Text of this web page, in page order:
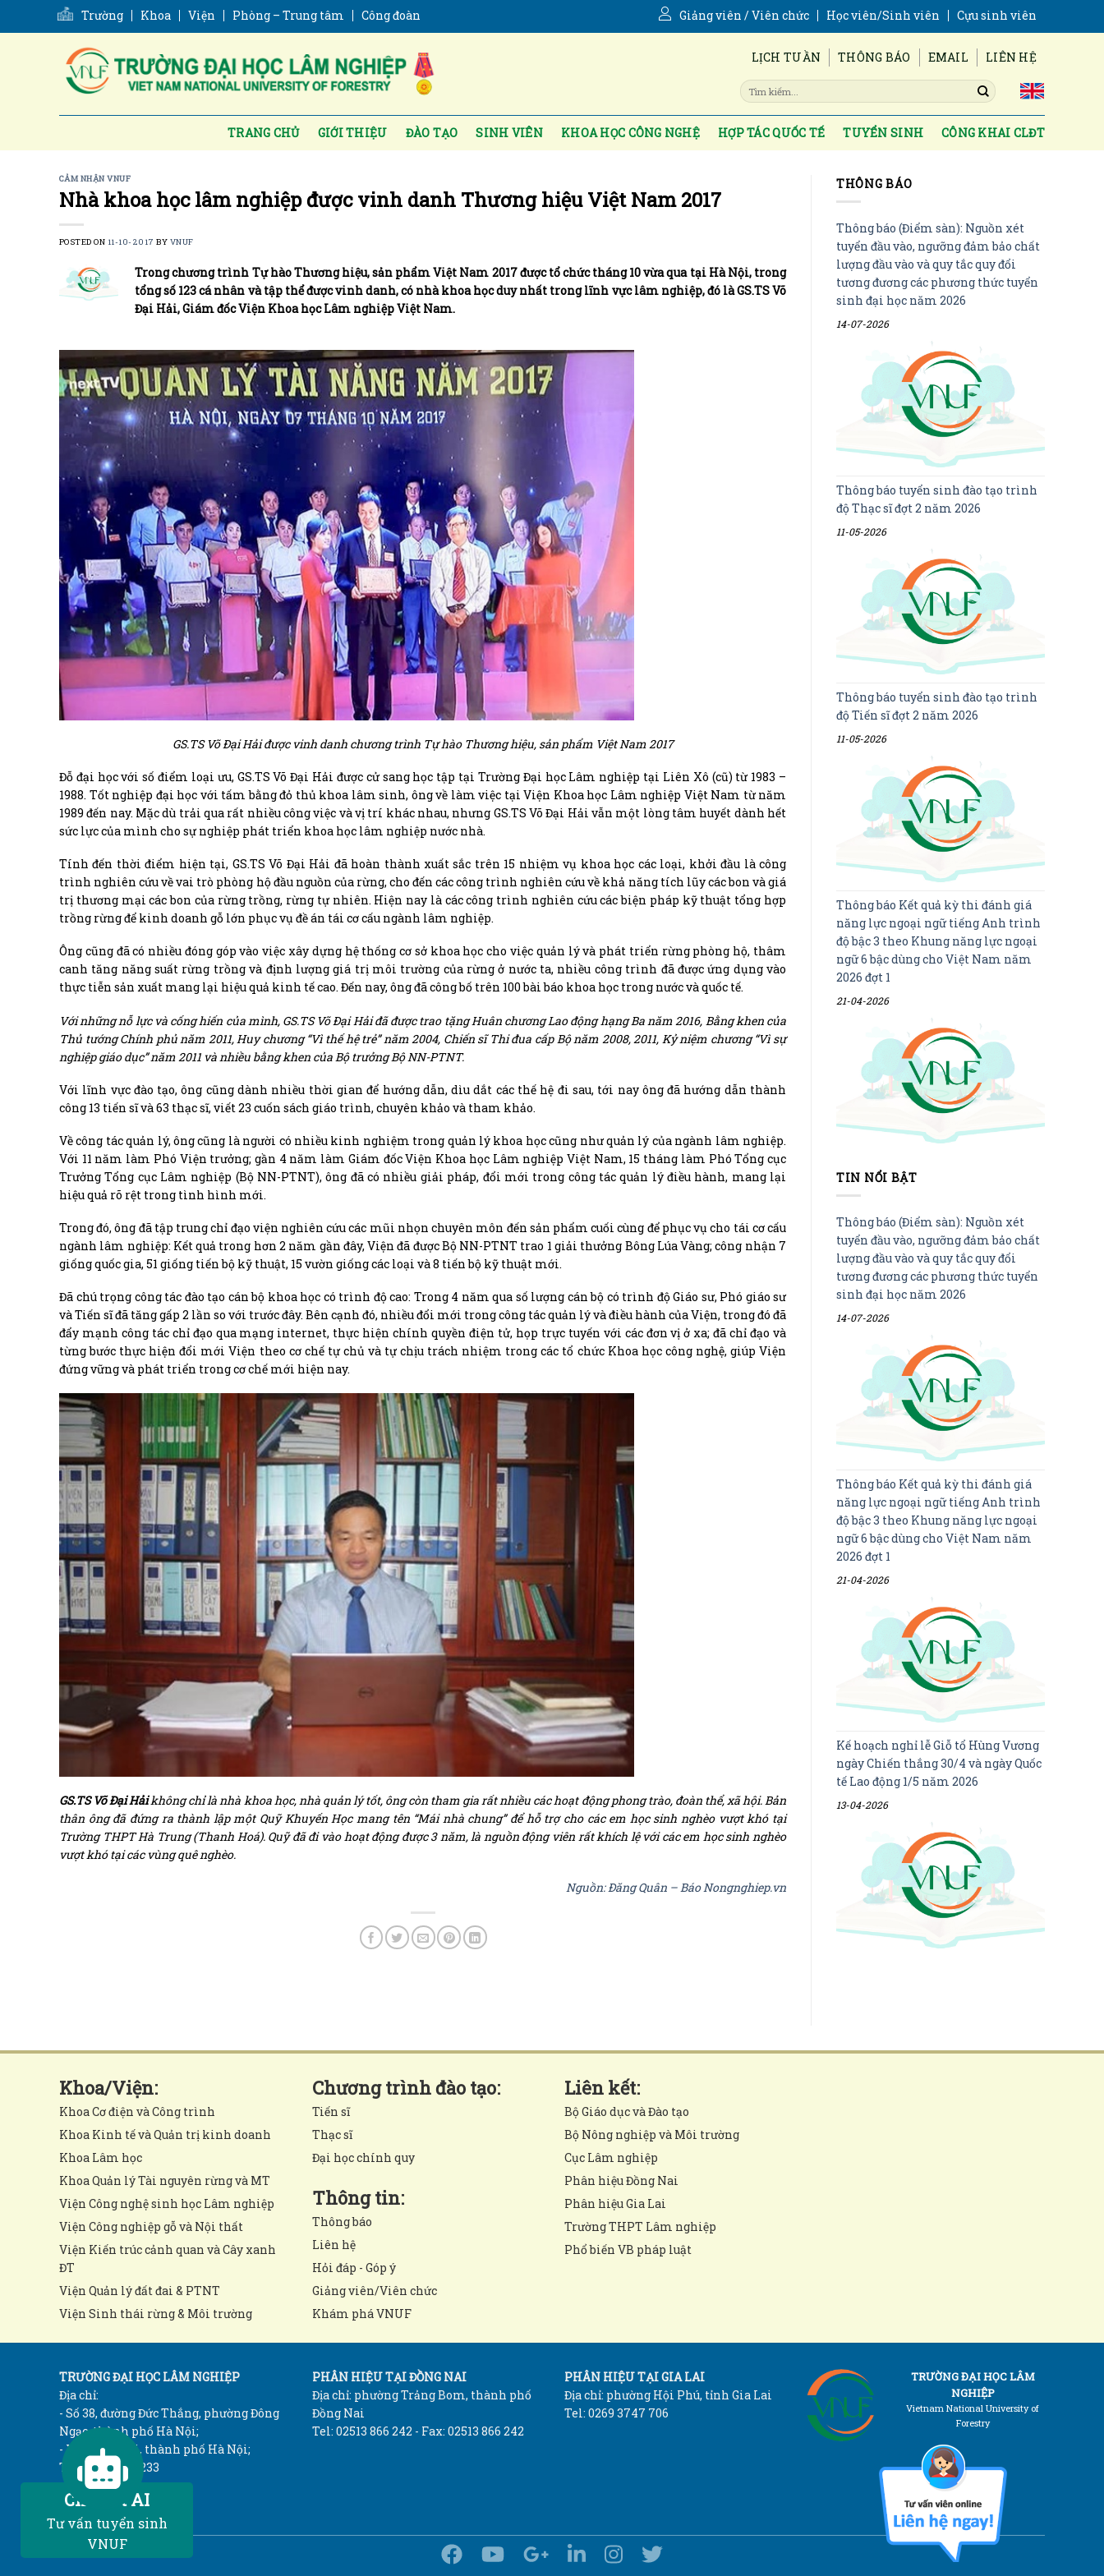
Trường Khoa Viện Phòng – Trung tâm Công đoàn Giảng viên / Viên chức Học viên/Sinh viên Cựu sinh viên
LỊCH TUẦN THÔNG BÁO EMAIL LIÊN HỆ
TRANG CHỦ GIỚI THIỆU ĐÀO TẠO SINH VIÊN KHOA HỌC CÔNG NGHỆ HỢP TÁC QUỐC TẾ TUYỂN SINH CÔNG KHAI CLĐT
CẢM NHẬN VNUF
Nhà khoa học lâm nghiệp được vinh danh Thương hiệu Việt Nam 2017
POSTED ON 11-10-2017 BY VNUF
Trong chương trình Tự hào Thương hiệu, sản phẩm Việt Nam 2017 được tổ chức tháng 10 vừa qua tại Hà Nội, trong
tổng số 123 cá nhân và tập thể được vinh danh, có nhà khoa học duy nhất trong lĩnh vực lâm nghiệp, đó là GS.TS Võ
Đại Hải, Giám đốc Viện Khoa học Lâm nghiệp Việt Nam.
GS.TS Võ Đại Hải được vinh danh chương trình Tự hào Thương hiệu, sản phẩm Việt Nam 2017
Đỗ đại học với số điểm loại ưu, GS.TS Võ Đại Hải được cử sang học tập tại Trường Đại học Lâm nghiệp tại Liên Xô (cũ) từ 1983 –
1988. Tốt nghiệp đại học với tấm bằng đỏ thủ khoa lâm sinh, ông về làm việc tại Viện Khoa học Lâm nghiệp Việt Nam từ năm
1989 đến nay. Mặc dù trải qua rất nhiều công việc và vị trí khác nhau, nhưng GS.TS Võ Đại Hải vẫn một lòng tâm huyết dành hết
sức lực của mình cho sự nghiệp phát triển khoa học lâm nghiệp nước nhà.
Tính đến thời điểm hiện tại, GS.TS Võ Đại Hải đã hoàn thành xuất sắc trên 15 nhiệm vụ khoa học các loại, khởi đầu là công
trình nghiên cứu về vai trò phòng hộ đầu nguồn của rừng, cho đến các công trình nghiên cứu về khả năng tích lũy các bon và giá
trị thương mại các bon của rừng trồng, rừng tự nhiên. Hiện nay là các công trình nghiên cứu các biện pháp kỹ thuật tổng hợp
trồng rừng để kinh doanh gỗ lớn phục vụ đề án tái cơ cấu ngành lâm nghiệp.
Ông cũng đã có nhiều đóng góp vào việc xây dựng hệ thống cơ sở khoa học cho việc quản lý và phát triển rừng phòng hộ, thâm
canh tăng năng suất rừng trồng và định lượng giá trị môi trường của rừng ở nước ta, nhiều công trình đã được ứng dụng vào
thực tiễn sản xuất mang lại hiệu quả kinh tế cao. Đến nay, ông đã công bố trên 100 bài báo khoa học trong nước và quốc tế.
Với những nỗ lực và cống hiến của mình, GS.TS Võ Đại Hải đã được trao tặng Huân chương Lao động hạng Ba năm 2016, Bằng khen của
Thủ tướng Chính phủ năm 2011, Huy chương “Vì thế hệ trẻ” năm 2004, Chiến sĩ Thi đua cấp Bộ năm 2008, 2011, Kỷ niệm chương “Vì sự
nghiệp giáo dục” năm 2011 và nhiều bằng khen của Bộ trưởng Bộ NN-PTNT.
Với lĩnh vực đào tạo, ông cũng dành nhiều thời gian để hướng dẫn, dìu dắt các thế hệ đi sau, tới nay ông đã hướng dẫn thành
công 13 tiến sĩ và 63 thạc sĩ, viết 23 cuốn sách giáo trình, chuyên khảo và tham khảo.
Về công tác quản lý, ông cũng là người có nhiều kinh nghiệm trong quản lý khoa học cũng như quản lý của ngành lâm nghiệp.
Với 11 năm làm Phó Viện trưởng; gần 4 năm làm Giám đốc Viện Khoa học Lâm nghiệp Việt Nam, 15 tháng làm Phó Tổng cục
Trưởng Tổng cục Lâm nghiệp (Bộ NN-PTNT), ông đã có nhiều giải pháp, đổi mới trong công tác quản lý điều hành, mang lại
hiệu quả rõ rệt trong tình hình mới.
Trong đó, ông đã tập trung chỉ đạo viện nghiên cứu các mũi nhọn chuyên môn đến sản phẩm cuối cùng để phục vụ cho tái cơ cấu
ngành lâm nghiệp: Kết quả trong hơn 2 năm gần đây, Viện đã được Bộ NN-PTNT trao 1 giải thưởng Bông Lúa Vàng; công nhận 7
giống quốc gia, 51 giống tiến bộ kỹ thuật, 15 vườn giống các loại và 8 tiến bộ kỹ thuật mới.
Đã chú trọng công tác đào tạo cán bộ khoa học có trình độ cao: Trong 4 năm qua số lượng cán bộ có trình độ Giáo sư, Phó giáo sư
và Tiến sĩ đã tăng gấp 2 lần so với trước đây. Bên cạnh đó, nhiều đổi mới trong công tác quản lý và điều hành của Viện, trong đó đã
đẩy mạnh công tác chỉ đạo qua mạng internet, thực hiện chính quyền điện tử, họp trực tuyến với các đơn vị ở xa; đã chỉ đạo và
từng bước thực hiện đổi mới Viện theo cơ chế tự chủ và tự chịu trách nhiệm trong các tổ chức Khoa học công nghệ, giúp Viện
đứng vững và phát triển trong cơ chế mới hiện nay.
GS.TS Võ Đại Hảikhông chỉ là nhà khoa học, nhà quản lý tốt, ông còn tham gia rất nhiều các hoạt động phong trào, đoàn thể, xã hội. Bản
thân ông đã đứng ra thành lập một Quỹ Khuyến Học mang tên “Mái nhà chung” để hỗ trợ cho các em học sinh nghèo vượt khó tại
Trường THPT Hà Trung (Thanh Hoá). Quỹ đã đi vào hoạt động được 3 năm, là nguồn động viên rất khích lệ với các em học sinh nghèo
vượt khó tại các vùng quê nghèo.
Nguồn: Đăng Quân – Báo Nongnghiep.vn
THÔNG BÁO
Thông báo (Điểm sàn): Nguồn xét
tuyển đầu vào, ngưỡng đảm bảo chất
lượng đầu vào và quy tắc quy đổi
tương đương các phương thức tuyển
sinh đại học năm 2026
14-07-2026
Thông báo tuyển sinh đào tạo trình
độ Thạc sĩ đợt 2 năm 2026
11-05-2026
Thông báo tuyển sinh đào tạo trình
độ Tiến sĩ đợt 2 năm 2026
11-05-2026
Thông báo Kết quả kỳ thi đánh giá
năng lực ngoại ngữ tiếng Anh trình
độ bậc 3 theo Khung năng lực ngoại
ngữ 6 bậc dùng cho Việt Nam năm
2026 đợt 1
21-04-2026
TIN NỔI BẬT
Thông báo (Điểm sàn): Nguồn xét
tuyển đầu vào, ngưỡng đảm bảo chất
lượng đầu vào và quy tắc quy đổi
tương đương các phương thức tuyển
sinh đại học năm 2026
14-07-2026
Thông báo Kết quả kỳ thi đánh giá
năng lực ngoại ngữ tiếng Anh trình
độ bậc 3 theo Khung năng lực ngoại
ngữ 6 bậc dùng cho Việt Nam năm
2026 đợt 1
21-04-2026
Kế hoạch nghỉ lễ Giỗ tổ Hùng Vương
ngày Chiến thắng 30/4 và ngày Quốc
tế Lao động 1/5 năm 2026
13-04-2026
Khoa/Viện:
Khoa Cơ điện và Công trình
Khoa Kinh tế và Quản trị kinh doanh
Khoa Lâm học
Khoa Quản lý Tài nguyên rừng và MT
Viện Công nghệ sinh học Lâm nghiệp
Viện Công nghiệp gỗ và Nội thất
Viện Kiến trúc cảnh quan và Cây xanh
ĐT
Viện Quản lý đất đai & PTNT
Viện Sinh thái rừng & Môi trường
Chương trình đào tạo:
Tiến sĩ
Thạc sĩ
Đại học chính quy
Thông tin:
Thông báo
Liên hệ
Hỏi đáp - Góp ý
Giảng viên/Viên chức
Khám phá VNUF
Liên kết:
Bộ Giáo dục và Đào tạo
Bộ Nông nghiệp và Môi trường
Cục Lâm nghiệp
Phân hiệu Đồng Nai
Phân hiệu Gia Lai
Trường THPT Lâm nghiệp
Phổ biến VB pháp luật
TRƯỜNG ĐẠI HỌC LÂM NGHIỆP
Địa chỉ:
- Số 38, đường Đức Thắng, phường Đông
Ngạc, thành phố Hà Nội;
- Xã Xuân Mai, thành phố Hà Nội;
Tel: 024 33840233
PHÂN HIỆU TẠI ĐỒNG NAI
Địa chỉ: phường Trảng Bom, thành phố
Đồng Nai
Tel: 02513 866 242 - Fax: 02513 866 242
PHÂN HIỆU TẠI GIA LAI
Địa chỉ: phường Hội Phú, tỉnh Gia Lai
Tel: 0269 3747 706
TRƯỜNG ĐẠI HỌC LÂM
NGHIỆP
Vietnam National University of
Forestry
Chatbot AI
Tư vấn tuyển sinh
VNUF